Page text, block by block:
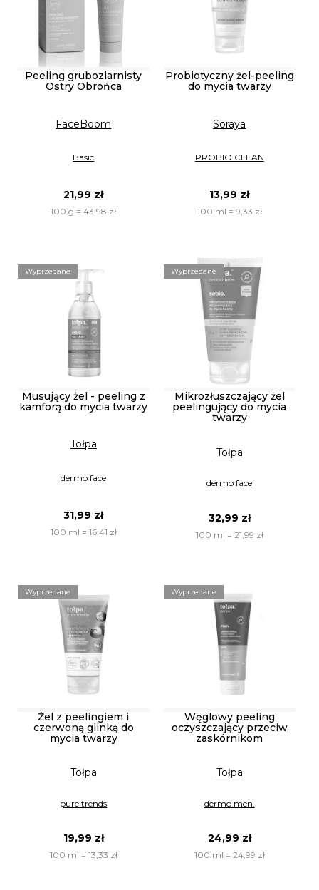
Peeling gruboziarnisty
Ostry Obrońca
FaceBoom
Basic
21,99 zł
100 g = 43,98 zł
Probiotyczny żel-peeling
do mycia twarzy
Soraya
PROBIO CLEAN
13,99 zł
100 ml = 9,33 zł
Wyprzedane
Musujący żel - peeling z
kamforą do mycia twarzy
Tołpa
dermo face
31,99 zł
100 ml = 16,41 zł
Wyprzedane
Mikrozłuszczający żel
peelingujący do mycia
twarzy
Tołpa
dermo face
32,99 zł
100 ml = 21,99 zł
Wyprzedane
Żel z peelingiem i
czerwoną glinką do
mycia twarzy
Tołpa
pure trends
19,99 zł
100 ml = 13,33 zł
Wyprzedane
Węglowy peeling
oczyszczający przeciw
zaskórnikom
Tołpa
dermo men.
24,99 zł
100 ml = 24,99 zł